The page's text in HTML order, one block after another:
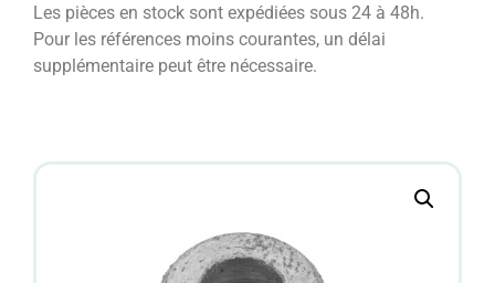
Les pièces en stock sont expédiées sous 24 à 48h.
Pour les références moins courantes, un délai
supplémentaire peut être nécessaire.